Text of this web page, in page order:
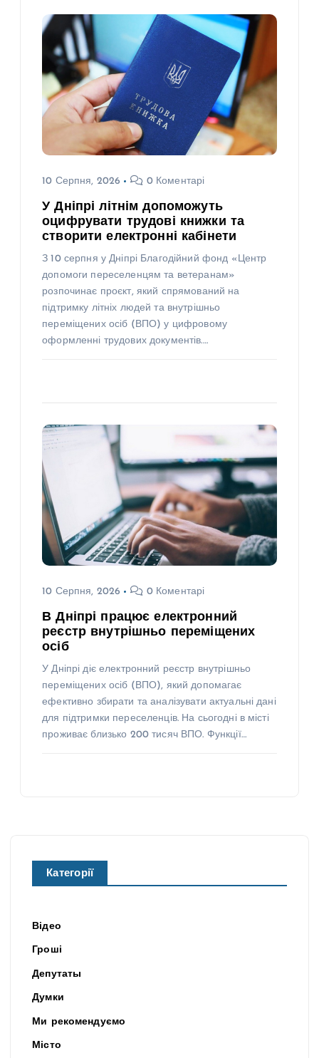
10 Серпня, 2026 0 Коментарі
У Дніпрі літнім допоможуть
оцифрувати трудові книжки та
створити електронні кабінети
З 10 серпня у Дніпрі Благодійний фонд «Центр
допомоги переселенцям та ветеранам»
розпочинає проєкт, який спрямований на
підтримку літніх людей та внутрішньо
переміщених осіб (ВПО) у цифровому
оформленні трудових документів.…
10 Серпня, 2026 0 Коментарі
В Дніпрі працює електронний
реєстр внутрішньо переміщених
осіб
У Дніпрі діє електронний реєстр внутрішньо
переміщених осіб (ВПО), який допомагає
ефективно збирати та аналізувати актуальні дані
для підтримки переселенців. На сьогодні в місті
проживає близько 200 тисяч ВПО. Функції…
Категорії
Відео
Гроші
Депутаты
Думки
Ми рекомендуємо
Місто